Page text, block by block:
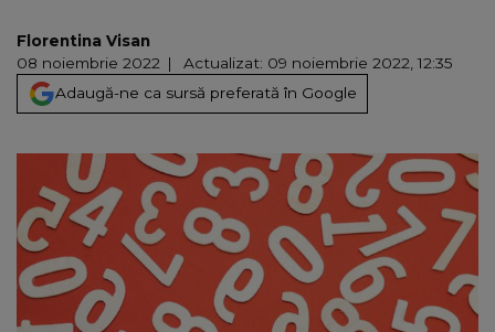
Florentina Visan
08 noiembrie 2022
Actualizat: 09 noiembrie 2022, 12:35
Adaugă-ne ca sursă preferată în Google